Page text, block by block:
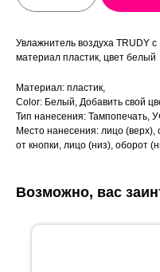
Увлажнитель воздуха TRUDY
материал пластик, цвет белый
Материал: пластик,
Color: Белый, Добавить свой
Тип нанесения: Тампопечать,
Место нанесения: лицо (верх),
от кнопки, лицо (низ), оборот
Возможно, вас